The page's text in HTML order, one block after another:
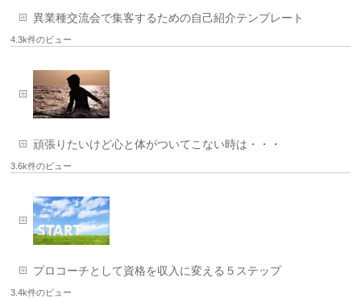
異業種交流会で集客するための自己紹介テンプレート
4.3k件のビュー
頑張りたいけど心と体がついてこない時は・・・
3.6k件のビュー
プロコーチとして資格を収入に変える５ステップ
3.4k件のビュー